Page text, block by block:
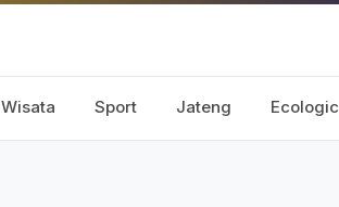
Wisata Sport Jateng Ecologic